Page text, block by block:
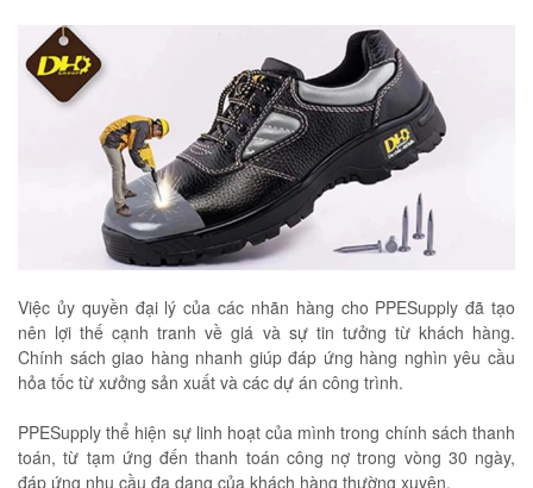
Việc ủy quyền đại lý của các nhãn hàng cho PPESupply đã tạo
nên lợi thế cạnh tranh về giá và sự tin tưởng từ khách hàng.
Chính sách giao hàng nhanh giúp đáp ứng hàng nghìn yêu cầu
hỏa tốc từ xưởng sản xuất và các dự án công trình.
PPESupply thể hiện sự linh hoạt của mình trong chính sách thanh
toán, từ tạm ứng đến thanh toán công nợ trong vòng 30 ngày,
đáp ứng nhu cầu đa dạng của khách hàng thường xuyên.